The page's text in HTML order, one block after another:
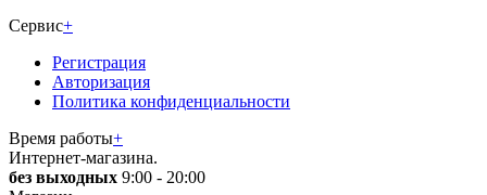
Сервис+
Регистрация
Авторизация
Политика конфиденциальности
Время работы+
Интернет-магазина.
без выходных 9:00 - 20:00